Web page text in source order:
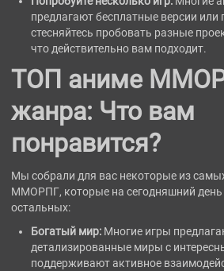
предлагают бесплатные версии
стесняйтесь пробовать разные
что действительно вам подходит.
ТОП аниме
жанра: Что вам
понравится?
Мы собрали для вас некоторые из
ММОРПГ, которые на сегодняшний день
остальных:
Богатый мир: Многие игры
детализированные миры с
поддерживают активное